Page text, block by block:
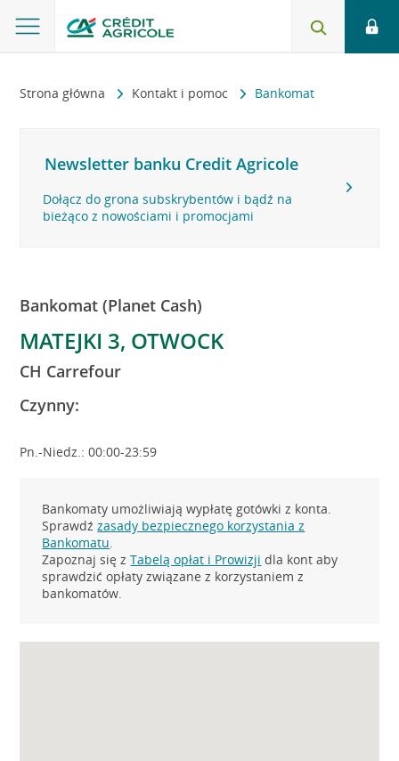
Strona główna Kontakt i pomoc Bankomat
Newsletter banku Credit Agricole
Dołącz do grona subskrybentów i bądź na
bieżąco z nowościami i promocjami
Bankomat (Planet Cash)
MATEJKI 3, OTWOCK
CH Carrefour
Czynny:
Pn.-Niedz.: 00:00-23:59
Bankomaty umożliwiają wypłatę gotówki z konta.
Sprawdźzasady bezpiecznego korzystania z
Bankomatu.
Zapoznaj się zTabelą opłat i Prowizji dla kont aby
sprawdzić opłaty związane z korzystaniem z
bankomatów.